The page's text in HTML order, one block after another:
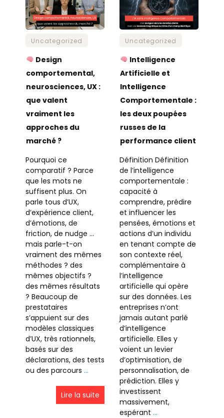
Uncategorized
Design
comportemental,
neurosciences, UX :
que valent
vraiment les
approches du
marché ?
Pourquoi ce
comparatif ? Parce
que les mots ne
suffisent plus. On
parle tous d’UX,
d’expérience client,
d’émotions, de
friction, de nudge …
mais parle-t-on
vraiment des mêmes
méthodes ? des
mêmes objectifs ?
des mêmes résultats
? Beaucoup de
prestataires
s’appuient sur des
modèles classiques
d’UX, très rationnels,
basés sur des
déclarations, des tests
ou des parcours …
Lire la suite
Uncategorized
Intelligence
Artificielle et
Intelligence
Comportementale :
les deux poupées
russes de la
performance client
Définition Définition
de l’intelligence
comportementale :
capacité à
comprendre, prédire
et influencer les
pensées, émotions et
actions d’un individu
en tenant compte de
son contexte réel,
complémentaire à
l’intelligence
artificielle qui opère
sur des données. Les
entreprises n’ont
jamais autant parlé
d’intelligence
artificielle. Elles y
voient un levier
d’optimisation, de
personnalisation, de
prédiction. Elles y
investissent
massivement,
espérant …